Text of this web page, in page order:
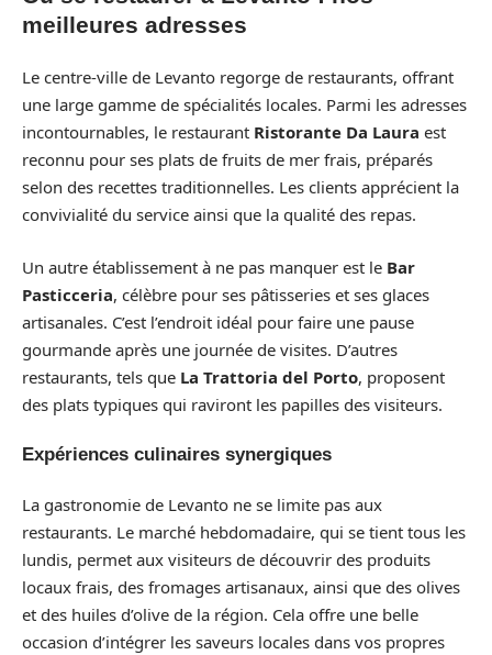
meilleures adresses
Le centre-ville de Levanto regorge de restaurants, offrant
une large gamme de spécialités locales. Parmi les adresses
incontournables, le restaurant Ristorante Da Laura est
reconnu pour ses plats de fruits de mer frais, préparés
selon des recettes traditionnelles. Les clients apprécient la
convivialité du service ainsi que la qualité des repas.
Un autre établissement à ne pas manquer est le Bar
Pasticceria, célèbre pour ses pâtisseries et ses glaces
artisanales. C’est l’endroit idéal pour faire une pause
gourmande après une journée de visites. D’autres
restaurants, tels que La Trattoria del Porto, proposent
des plats typiques qui raviront les papilles des visiteurs.
Expériences culinaires synergiques
La gastronomie de Levanto ne se limite pas aux
restaurants. Le marché hebdomadaire, qui se tient tous les
lundis, permet aux visiteurs de découvrir des produits
locaux frais, des fromages artisanaux, ainsi que des olives
et des huiles d’olive de la région. Cela offre une belle
occasion d’intégrer les saveurs locales dans vos propres